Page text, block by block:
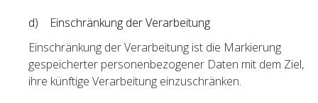
d) Einschränkung der Verarbeitung
Einschränkung der Verarbeitung ist die Markierung
gespeicherter personenbezogener Daten mit dem Ziel,
ihre künftige Verarbeitung einzuschränken.